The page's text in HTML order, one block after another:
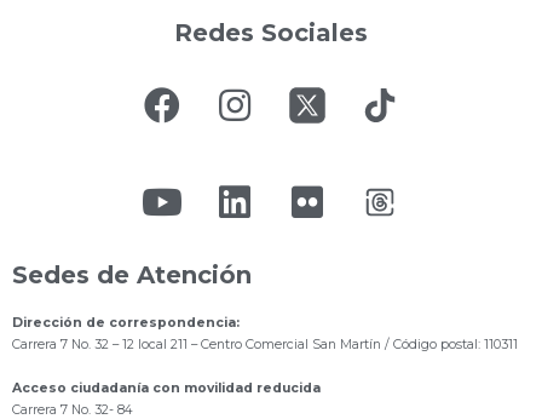
Redes Sociales
Sedes de Atención
Dirección de correspondencia:
Carrera 7 No. 32 – 12 local 211 – Centro Comercial San Martín / Código postal: 110311
Acceso ciudadanía con movilidad reducida
Carrera 7 No. 32- 84